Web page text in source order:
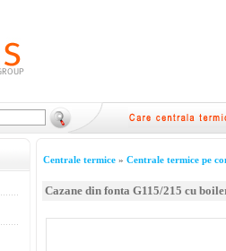
Centrale termice » Centrale termice pe
Cazane din fonta G115/215 cu